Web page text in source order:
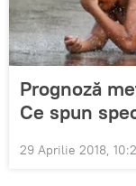
Prognoză
Ce spun
29 Aprilie 2018,